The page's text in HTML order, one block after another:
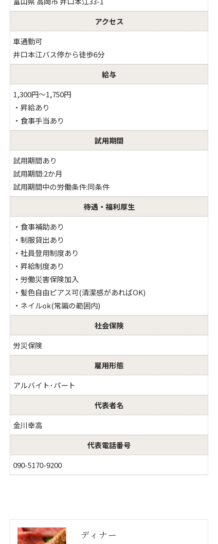
アクセス
車通勤可
井口本江バス停から徒歩6分
給与
1,300円～1,750円
・昇給あり
・食事手当あり
試用期間
試用期間あり
試用期間:2か月
試用期間中の労働条件:同条件
待遇・福利厚生
・食事補助あり
・制服貸出あり
・社員登用制度あり
・昇給制度あり
・労働災害保険加入
・髪色自由ピアス可(清潔感があればOK)
・ネイルok(常識の範囲内)
社会保険
労災保険
雇用形態
アルバイト･パート
代表者名
金川幸高
代表電話番号
090-5170-9200
ディナー
ご予約はこちら